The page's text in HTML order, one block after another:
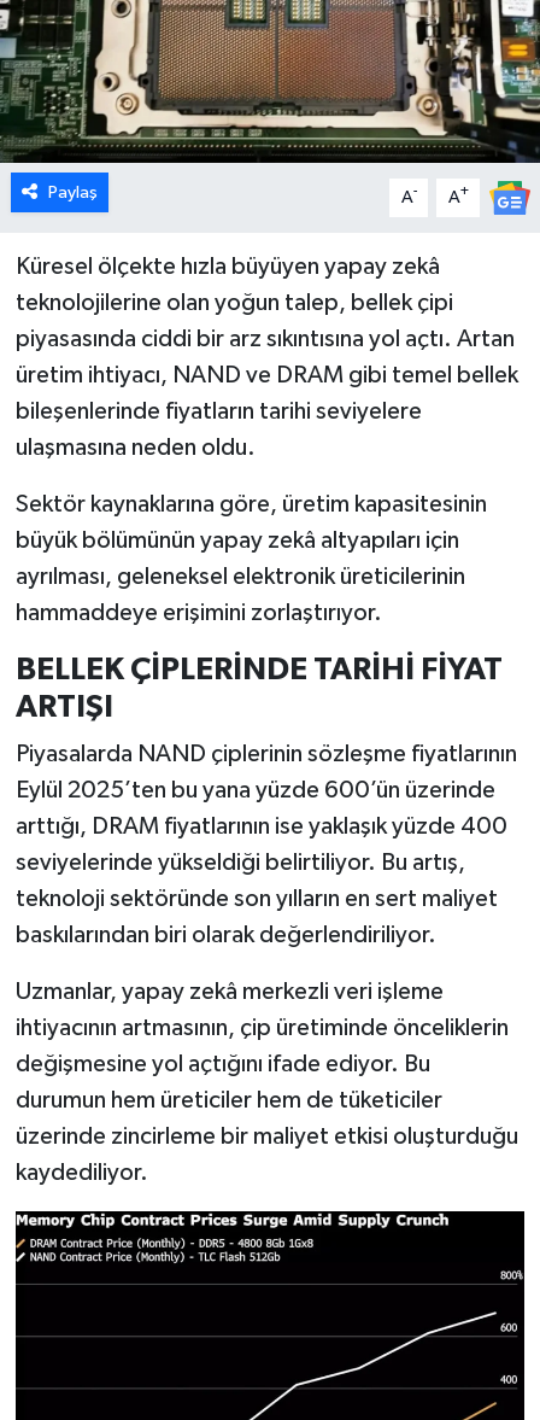
Paylaş A- A+
Küresel ölçekte hızla büyüyen yapay zekâ
teknolojilerine olan yoğun talep, bellek çipi
piyasasında ciddi bir arz sıkıntısına yol açtı. Artan
üretim ihtiyacı, NAND ve DRAM gibi temel bellek
bileşenlerinde fiyatların tarihi seviyelere
ulaşmasına neden oldu.
Sektör kaynaklarına göre, üretim kapasitesinin
büyük bölümünün yapay zekâ altyapıları için
ayrılması, geleneksel elektronik üreticilerinin
hammaddeye erişimini zorlaştırıyor.
BELLEK ÇİPLERİNDE TARİHİ FİYAT
ARTIŞI
Piyasalarda NAND çiplerinin sözleşme fiyatlarının
Eylül 2025’ten bu yana yüzde 600’ün üzerinde
arttığı, DRAM fiyatlarının ise yaklaşık yüzde 400
seviyelerinde yükseldiği belirtiliyor. Bu artış,
teknoloji sektöründe son yılların en sert maliyet
baskılarından biri olarak değerlendiriliyor.
Uzmanlar, yapay zekâ merkezli veri işleme
ihtiyacının artmasının, çip üretiminde önceliklerin
değişmesine yol açtığını ifade ediyor. Bu
durumun hem üreticiler hem de tüketiciler
üzerinde zincirleme bir maliyet etkisi oluşturduğu
kaydediliyor.
Emet
Foto Galeri
Gediz
Genel
Gündem
Hisarcık
İlçeler
Köşe Yazıları
Kültür Sanat
Kütahya
Otomobil
Pazarlar
Politika
Resmi İlan
Rüya Tabirleri
Sağlık
Şaphane
Simav
Spor